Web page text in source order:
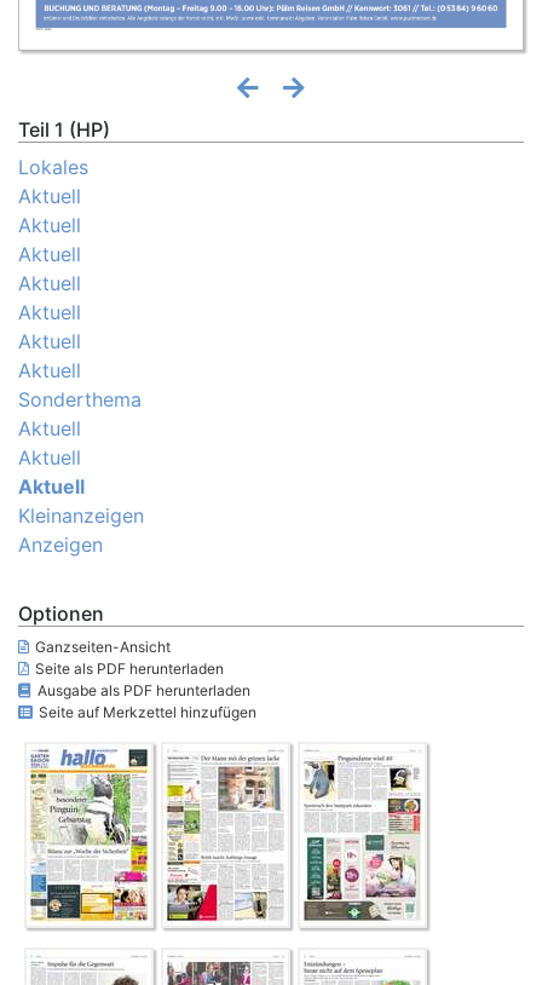
Teil 1 (HP)
Lokales
Aktuell
Aktuell
Aktuell
Aktuell
Aktuell
Aktuell
Aktuell
Sonderthema
Aktuell
Aktuell
Aktuell
Kleinanzeigen
Anzeigen
Optionen
Ganzseiten-Ansicht
Seite als PDF herunterladen
Ausgabe als PDF herunterladen
Seite auf Merkzettel hinzufügen